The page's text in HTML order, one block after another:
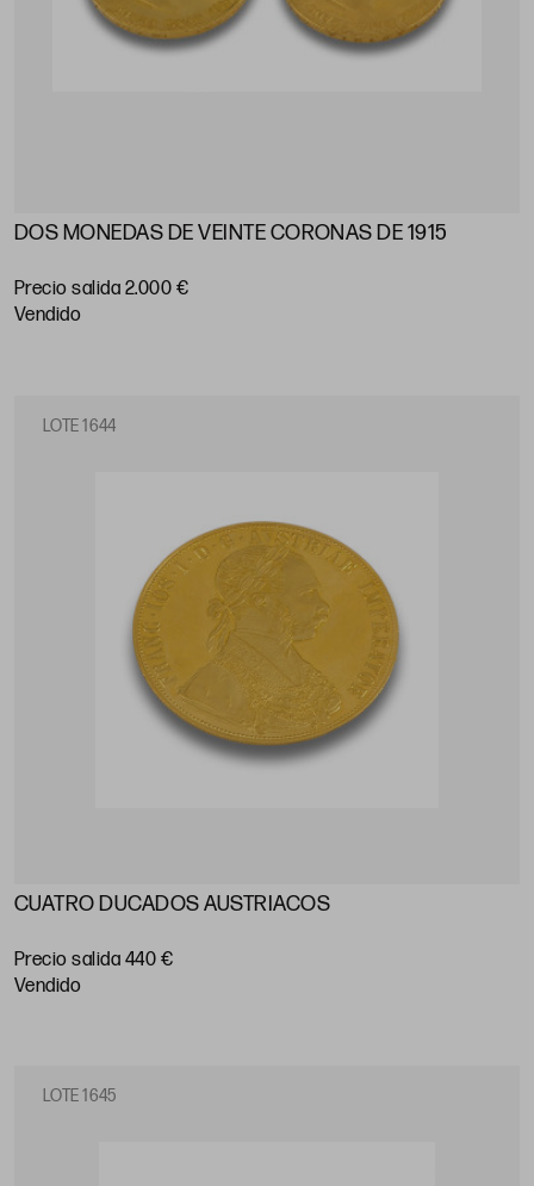
DOS MONEDAS DE VEINTE CORONAS DE 1915
Precio salida 2.000 €
vendido
LOTE 1644
CUATRO DUCADOS AUSTRIACOS
Precio salida 440 €
vendido
LOTE 1645